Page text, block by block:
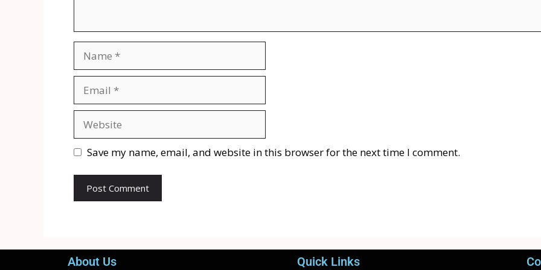
Save my name, email, and website in this browser for the next time I comment.
About Us Quick Links